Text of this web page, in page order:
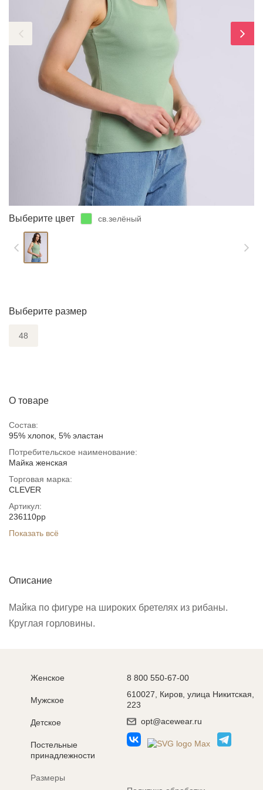
Выберите цвет св.зелёный
Выберите размер
48
О товаре
Состав:
95% хлопок, 5% эластан
Потребительское наименование:
Майка женская
Торговая марка:
CLEVER
Артикул:
236110рр
Показать всё
Описание
Майка по фигуре на широких бретелях из рибаны.
Круглая горловины.
Женское
Мужское
Детское
Постельные
принадлежности
Размеры
8 800 550-67-00
610027, Киров, улица Никитская,
223
opt@acewear.ru